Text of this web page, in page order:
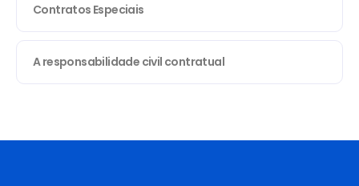
Contratos Especiais
A responsabilidade civil contratual